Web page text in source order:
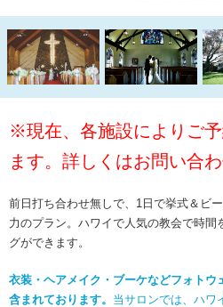
※現在、各施設によりご
ます。詳しくはお問い合
前日打ち合わせ無しで、1日で挙式＆ビ
力のプラン。 ハワイで人気の教会で時間
グができます。
衣装・ヘアメイク・ブーケなどフォトウ
含まれております。 当サロンでは、ハワ